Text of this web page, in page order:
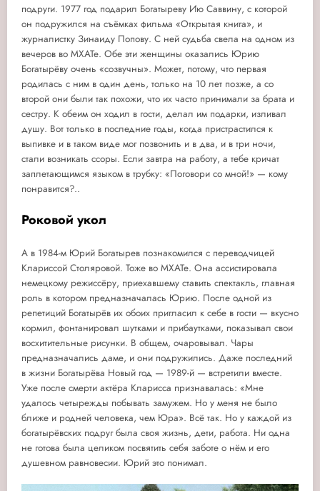
подруги. 1977 год подарил Богатыреву Ию Саввину, с которой
он подружился на съёмках фильма «Открытая книга», и
журналистку Зинаиду Попову. С ней судьба свела на одном из
вечеров во МХАТе. Обе эти женщины оказались Юрию
Богатырёву очень «созвучны». Может, потому, что первая
родилась с ним в один день, только на 10 лет позже, а со
второй они были так похожи, что их часто принимали за брата и
сестру. К обеим он ходил в гости, делал им подарки, изливал
душу. Вот только в последние годы, когда пристрастился к
выпивке и в таком виде мог позвонить и в два, и в три ночи,
стали возникать ссоры. Если завтра на работу, а тебе кричат
заплетающимся языком в трубку: «Поговори со мной!» — кому
понравится?..
Роковой укол
А в 1984-м Юрий Богатырев познакомился с переводчицей
Клариссой Столяровой. Тоже во МХАТе. Она ассистировала
немецкому режиссёру, приехавшему ставить спектакль, главная
роль в котором предназначалась Юрию. После одной из
репетиций Богатырёв их обоих пригласил к себе в гости — вкусно
кормил, фонтанировал шутками и прибаутками, показывал свои
восхитительные рисунки. В общем, очаровывал. Чары
предназначались даме, и они подружились. Даже последний
в жизни Богатырёва Новый год — 1989-й — встретили вместе.
Уже после смерти актёра Кларисса признавалась: «Мне
удалось четырежды побывать замужем. Но у меня не было
ближе и родней человека, чем Юра». Всё так. Но у каждой из
богатырёвских подруг была своя жизнь, дети, работа. Ни одна
не готова была целиком посвятить себя заботе о нём и его
душевном равновесии. Юрий это понимал.